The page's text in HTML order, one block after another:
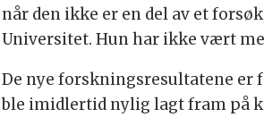
når den ikke er en del av et
Universitet. Hun har ikke vært
De nye forskningsresultatene
ble imidlertid nylig lagt fram på